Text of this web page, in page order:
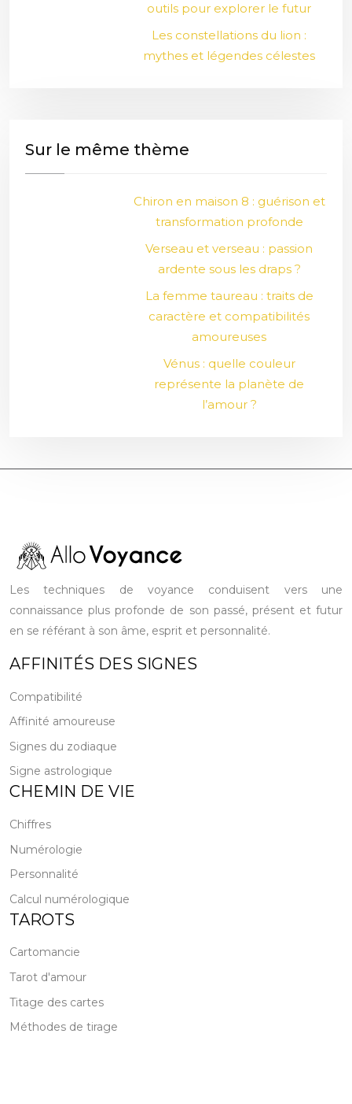
outils pour explorer le futur
Les constellations du lion :
mythes et légendes célestes
Sur le même thème
Chiron en maison 8 : guérison et
transformation profonde
Verseau et verseau : passion
ardente sous les draps ?
La femme taureau : traits de
caractère et compatibilités
amoureuses
Vénus : quelle couleur
représente la planète de
l’amour ?
Les techniques de voyance conduisent vers une
connaissance plus profonde de son passé, présent et futur
en se référant à son âme, esprit et personnalité.
AFFINITÉS DES SIGNES
Compatibilité
Affinité amoureuse
Signes du zodiaque
Signe astrologique
CHEMIN DE VIE
Chiffres
Numérologie
Personnalité
Calcul numérologique
TAROTS
Cartomancie
Tarot d'amour
Titage des cartes
Méthodes de tirage